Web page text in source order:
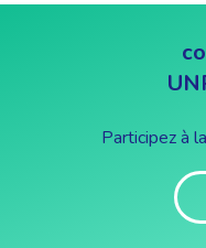
Participez à